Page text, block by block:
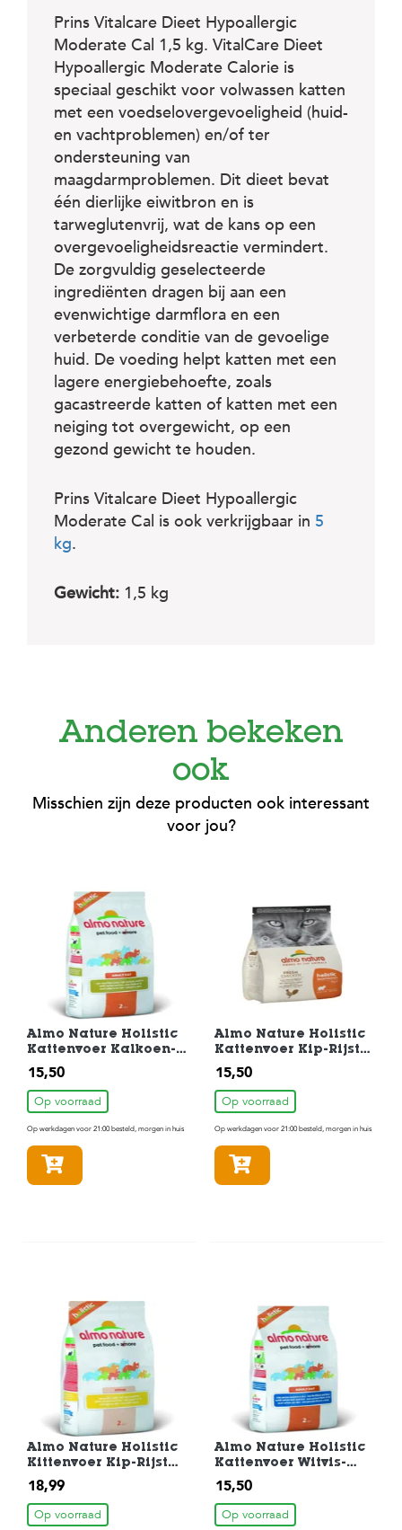
Prins Vitalcare Dieet Hypoallergic
Moderate Cal 1,5 kg. VitalCare Dieet
Hypoallergic Moderate Calorie is
speciaal geschikt voor volwassen katten
met een voedselovergevoeligheid (huid-
en vachtproblemen) en/of ter
ondersteuning van
maagdarmproblemen. Dit dieet bevat
één dierlijke eiwitbron en is
tarweglutenvrij, wat de kans op een
overgevoeligheidsreactie vermindert.
De zorgvuldig geselecteerde
ingrediënten dragen bij aan een
evenwichtige darmflora en een
verbeterde conditie van de gevoelige
huid. De voeding helpt katten met een
lagere energiebehoefte, zoals
gacastreerde katten of katten met een
neiging tot overgewicht, op een
gezond gewicht te houden.
Prins Vitalcare Dieet Hypoallergic
Moderate Cal is ook verkrijgbaar in 5
kg.
Gewicht: 1,5 kg
Anderen bekeken
ook
Misschien zijn deze producten ook interessant
voor jou?
Almo Nature Holistic
Kattenvoer Kalkoen-
Rijst 2kg
15,50
Op voorraad
Op werkdagen voor 21:00 besteld, morgen in huis
Almo Nature Holistic
Kattenvoer Kip-Rijst
2kg
15,50
Op voorraad
Op werkdagen voor 21:00 besteld, morgen in huis
Almo Nature Holistic
Kittenvoer Kip-Rijst
2kg
18,99
Op voorraad
Almo Nature Holistic
Kattenvoer Witvis-
Rijst 2kg
15,50
Op voorraad